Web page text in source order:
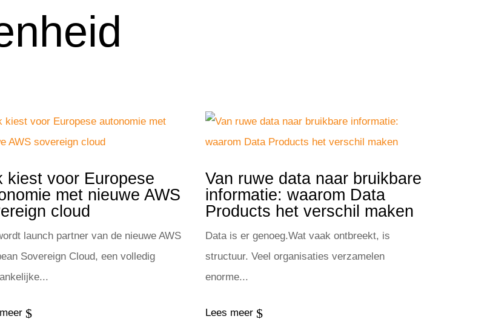
kiest voor Europese
met nieuwe AWS
cloud
launch partner van de nieuwe AWS
Sovereign Cloud, een volledig
$
Van ruwe data naar bruikbare
informatie: waarom Data
Products het verschil maken
Data is er genoeg.Wat vaak ontbreekt, is
structuur. Veel organisaties verzamelen
enorme...
Lees meer $